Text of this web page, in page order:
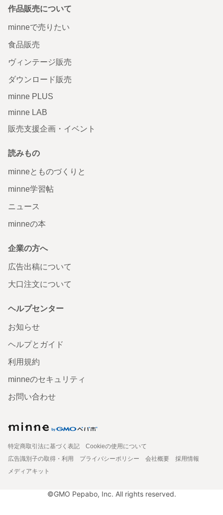
作品販売について
minneで売りたい
食品販売
ヴィンテージ販売
ダウンロード販売
minne PLUS
minne LAB
販売支援企画・イベント
読みもの
minneとものづくりと
minne学習帖
ニュース
minneの本
企業の方へ
広告出稿について
大口注文について
ヘルプセンター
お知らせ
ヘルプとガイド
利用規約
minneのセキュリティ
お問い合わせ
特定商取引法に基づく表記
Cookieの使用について
広告識別子の取得・利用
プライバシーポリシー 会社概要
採用情報
メディアキット
©GMO Pepabo, Inc. All rights reserved.